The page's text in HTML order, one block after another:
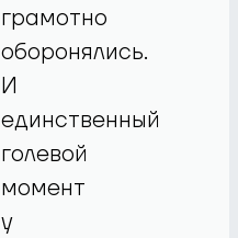
грамотно
оборонялись.
И
единственный
голевой
момент
у